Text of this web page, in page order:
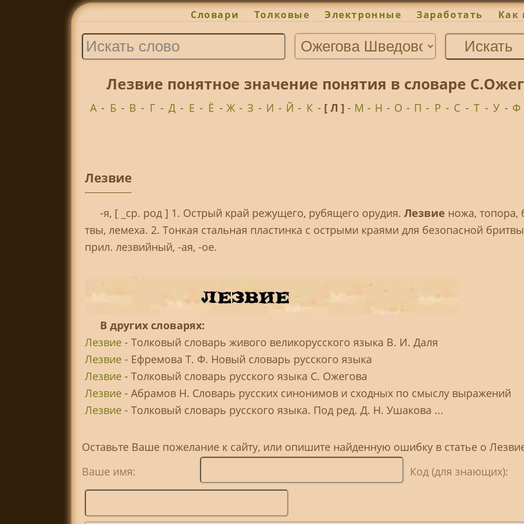
Словари Толковые Электронные Заработать Как
Лезвие понятное значение понятия в словаре
А - Б - В - Г - Д - Е - Ё - Ж - З - И - Й - К - [ Л ]- М - Н - О - П - Р - С - Т - У - Ф
Лезвие
-я, [ _ср. род ] 1. Острый край режущего, рубящего орудия.Лезвие ножа, топора,
твы, лемеха. 2. Тонкая стальная пластинка с острыми краями для безопасной
прил. лезвийный, -ая, -ое.
В других словарях:
Лезвие - Толковый словарь живого великорусского языка В. И. Даля
Лезвие - Ефремова Т. Ф. Новый словарь русского языка
Лезвие - Толковый словарь русского языка С. Ожегова
Лезвие - Абрамов Н. Словарь русских синонимов и сходных по смыслу выражений
Лезвие - Толковый словарь русского языка. Под ред. Д. Н. Ушакова ...
Оставьте Ваше пожелание к сайту, или опишите найденную ошибку в статье о
Ваше имя:
Код (для знающих):